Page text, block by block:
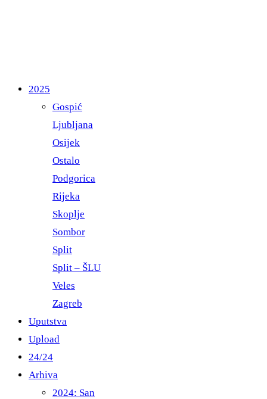
2025
Gospić
Ljubljana
Osijek
Ostalo
Podgorica
Rijeka
Skoplje
Sombor
Split
Split – ŠLU
Veles
Zagreb
Uputstva
Upload
24/24
Arhiva
2024: San